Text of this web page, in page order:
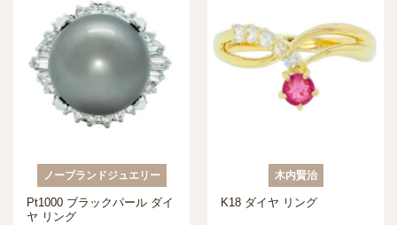
ノーブランドジュエリー
Pt1000 ブラックパール ダイ
ヤ リング
木内賢治
K18 ダイヤ リング